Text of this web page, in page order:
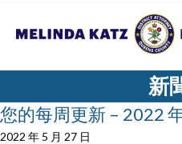
新
您的每周更新 – 2022
2022 年 5 月 27 日